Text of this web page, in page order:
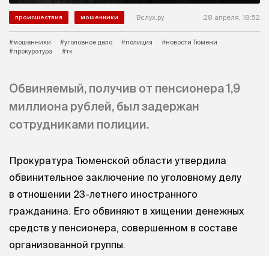
происшествия мошенники Вслух.ру 28 апреля, 18:52
#мошенники #уголовное дело #полиция
#новости Тюмени
#прокуратура
#тк
Обвиняемый, получив от пенсионера 1,9
миллиона рублей, был задержан
сотрудниками полиции.
Прокуратура Тюменской области утвердила
обвинительное заключение по уголовному делу
в отношении 23-летнего иностранного
гражданина. Его обвиняют в хищении денежных
средств у пенсионера, совершенном в составе
организованной группы.